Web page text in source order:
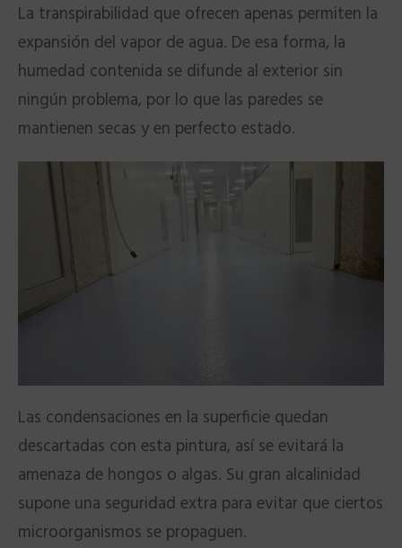
La transpirabilidad que ofrecen apenas permiten la
expansión del vapor de agua. De esa forma, la
humedad contenida se difunde al exterior sin
ningún problema, por lo que las paredes se
mantienen secas y en perfecto estado.
Las condensaciones en la superficie quedan
descartadas con esta pintura, así se evitará la
amenaza de hongos o algas. Su gran alcalinidad
supone una seguridad extra para evitar que ciertos
microorganismos se propaguen.